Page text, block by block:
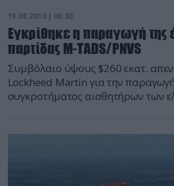
19.08.2010 | 06:30
Eγκρίθηκε η παραγωγή της
παρτίδας M-TADS/PNVS
Συμβόλαιο ύψους $260 εκατ.
Lockheed Martin για την
συγκροτήματος αισθητήρων των